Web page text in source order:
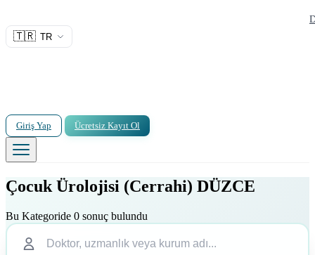
🇹🇷 TR
Giriş Yap Ücretsiz Kayıt Ol
Çocuk Ürolojisi (Cerrahi) DÜZCE
Bu Kategoride 0 sonuç bulundu